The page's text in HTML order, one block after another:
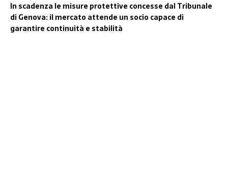
In scadenza le misure protettive concesse dal Tribunale
di Genova: il mercato attende un socio capace di
garantire continuità e stabilità